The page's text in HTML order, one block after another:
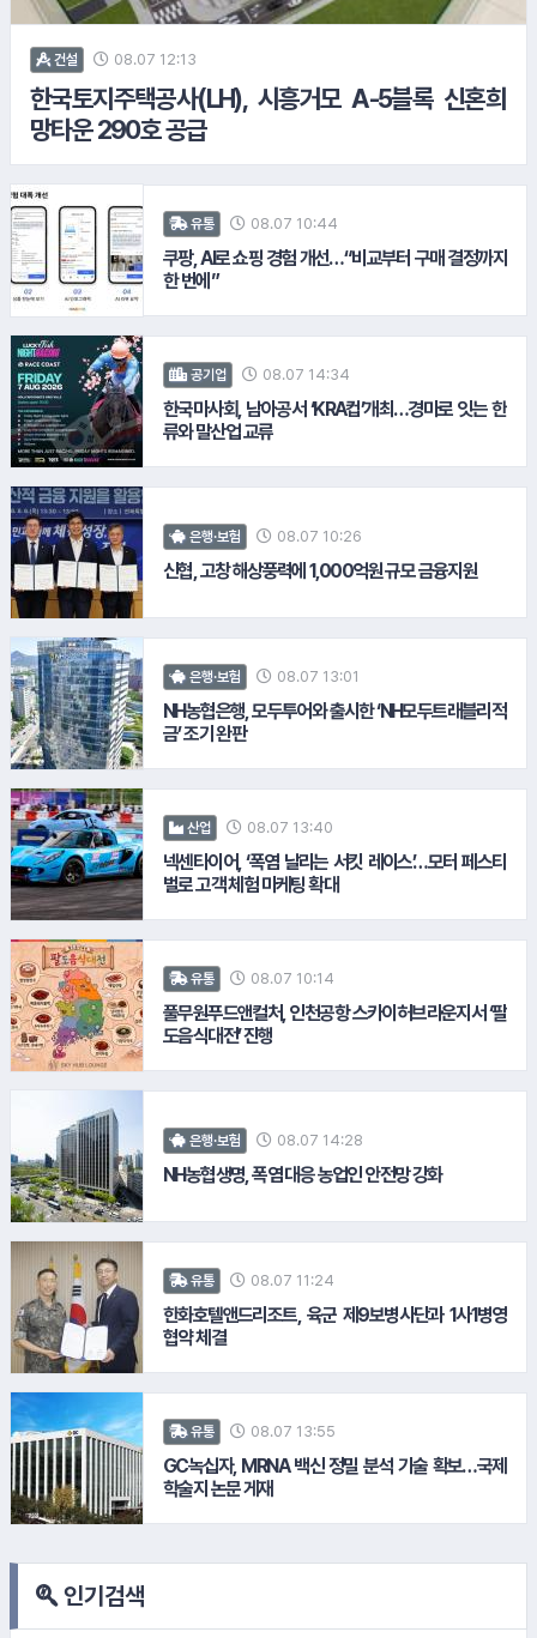
건설 08.07 12:13
한국토지주택공사(LH), 시흥거모 A-5블록 신혼희
망타운 290호 공급
유통 08.07 10:44
쿠팡, AI로 쇼핑 경험 개선…“비교부터 구매 결정까지
한 번에”
공기업 08.07 14:34
한국마사회, 남아공서 ‘KRA컵’개최…경마로 잇는 한
류와 말산업 교류
은행·보험 08.07 10:26
신협, 고창 해상풍력에 1,000억원 규모 금융지원
은행·보험 08.07 13:01
NH농협은행, 모두투어와 출시한 ‘NH모두트래블리적
금’ 조기 완판
산업 08.07 13:40
넥센타이어, ‘폭염 날리는 서킷 레이스’…모터 페스티
벌로 고객 체험 마케팅 확대
유통 08.07 10:14
풀무원푸드앤컬처, 인천공항 스카이허브라운지서 ‘팔
도음식대전’ 진행
은행·보험 08.07 14:28
NH농협생명, 폭염 대응 농업인 안전망 강화
유통 08.07 11:24
한화호텔앤드리조트, 육군 제9보병사단과 1사1병영
협약 체결
유통 08.07 13:55
GC녹십자, MRNA 백신 정밀 분석 기술 확보…국제
학술지 논문 게재
인기검색
12. 현대산업개발
#풀무원
#현대차기아차
#대상
#LH공사
#대우건설
#한국서부발전
#현대해상화재보험
#NH농협생명